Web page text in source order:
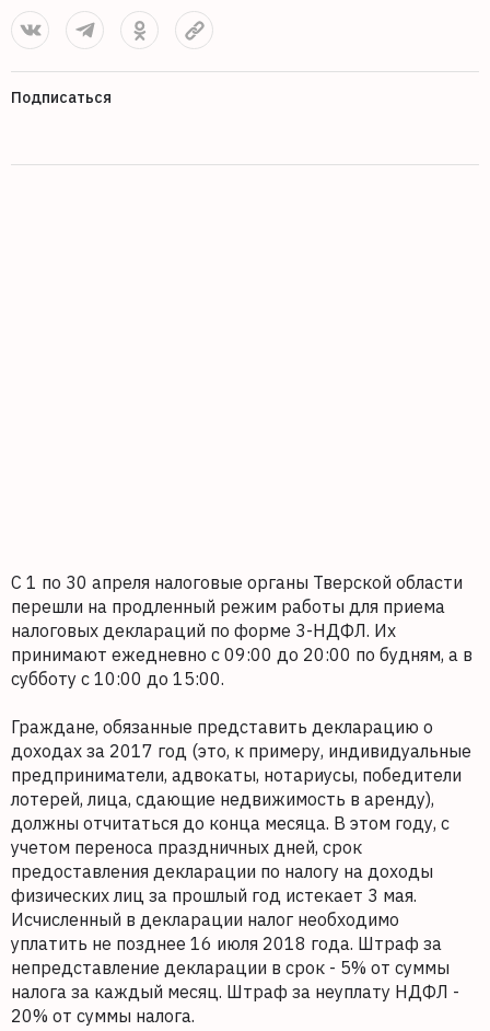
Подписаться
С 1 по 30 апреля налоговые органы Тверской области
перешли на продленный режим работы для приема
налоговых деклараций по форме 3-НДФЛ. Их
принимают ежедневно с 09:00 до 20:00 по будням, а в
субботу с 10:00 до 15:00.
Граждане, обязанные представить декларацию о
доходах за 2017 год (это, к примеру, индивидуальные
предприниматели, адвокаты, нотариусы, победители
лотерей, лица, сдающие недвижимость в аренду),
должны отчитаться до конца месяца. В этом году, с
учетом переноса праздничных дней, срок
предоставления декларации по налогу на доходы
физических лиц за прошлый год истекает 3 мая.
Исчисленный в декларации налог необходимо
уплатить не позднее 16 июля 2018 года. Штраф за
непредставление декларации в срок - 5% от суммы
налога за каждый месяц. Штраф за неуплату НДФЛ -
20% от суммы налога.